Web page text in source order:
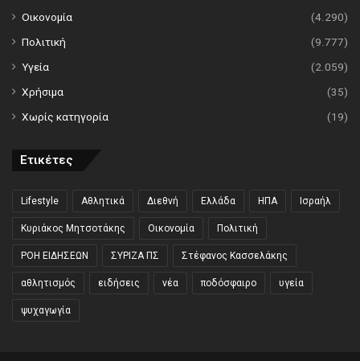
Οικονομία
(4.290)
Πολιτική
(9.777)
Υγεία
(2.059)
Χρήσιμα
(35)
Χωρίς κατηγορία
(19)
Ετικέτες
Lifestyle Αθλητικά Διεθνή Ελλάδα ΗΠΑ Ισραήλ
Κυριάκος Μητσοτάκης Οικονομία Πολιτική
ΡΟΗ ΕΙΔΗΣΕΩΝ ΣΥΡΙΖΑ ΠΣ Στέφανος Κασσελάκης
αθλητισμός ειδήσεις νέα ποδόσφαιρο υγεία
ψυχαγωγία